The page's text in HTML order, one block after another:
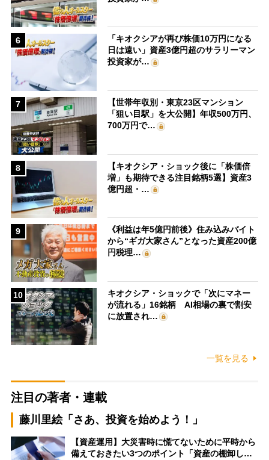
6
「キオクシアが再び株価10万円になる
日は遠い」資産3億円超のサラリーマン
投資家が…
7
【世帯年収別・東京23区マンション
「狙い目駅」を大公開】年収500万円、
700万円で…
8
【キオクシア・ショック後に「株価倍
増」も期待できる注目銘柄5選】資産3
億円超・…
9
《利益は年5億円前後》住み込みバイト
から“ギガ大家さん”となった資産200億
円税理…
10
キオクシア・ショックで「次にマネー
が流れる」16銘柄 AI相場の裏で割安
に放置され…
一覧を見る
注目の著者・連載
藤川里絵「さあ、投資を始めよう！」
【資産運用】大災害時に慌てないために平時から
備えておきたい3つのポイント「資産の棚卸し…